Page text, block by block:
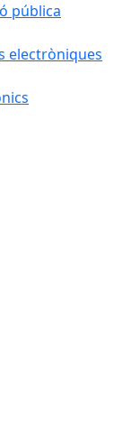
pública
electròniques